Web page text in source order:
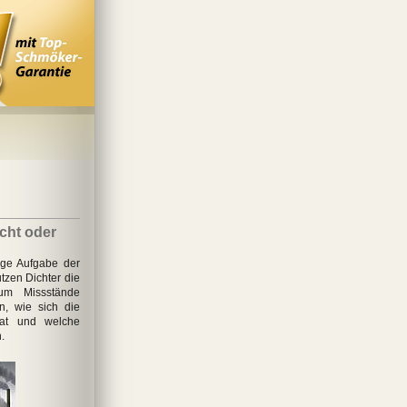
oder
Aufgabe der
Dichter die
Missstände
wie sich die
und welche